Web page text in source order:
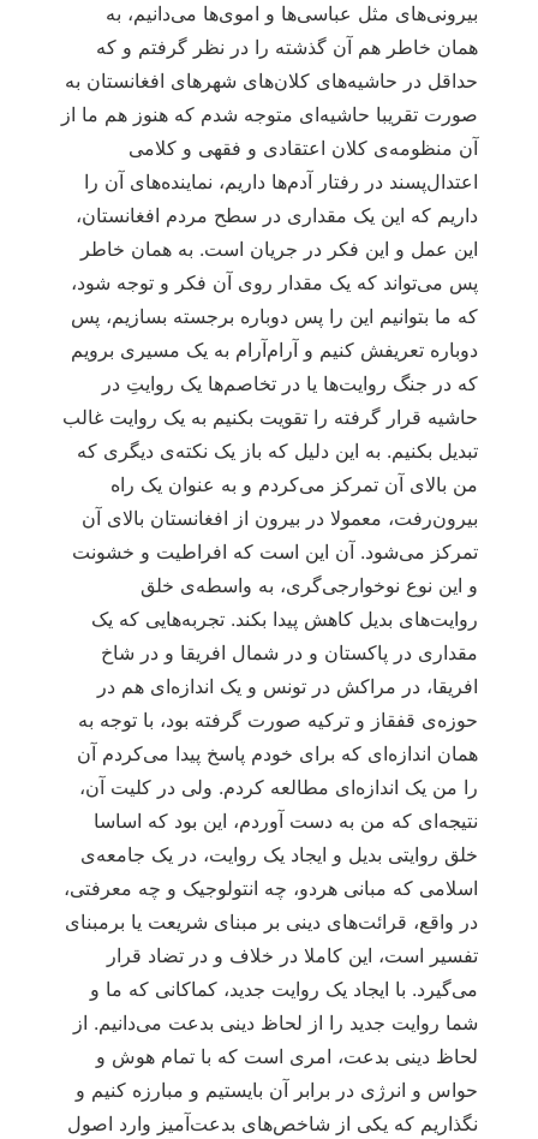
بیرونی‌های مثل عباسی‌ها و اموی‌ها می‌دانیم، به
همان خاطر هم آن گذشته را در نظر گرفتم و که
حداقل در حاشیه‌های کلان‌های شهرهای افغانستان به
صورت تقریبا حاشیه‌ای متوجه شدم که هنوز هم ما از
آن منظومه‌ی کلان اعتقادی و فقهی و کلامی
اعتدال‌پسند در رفتار آدم‌ها داریم، نماینده‌های آن را
داریم که این یک مقداری در سطح مردم افغانستان،
این عمل و این فکر در جریان است. به همان خاطر
پس می‌تواند که یک مقدار روی آن فکر و توجه شود،
که ما بتوانیم این را پس دوباره برجسته بسازیم، پس
دوباره تعریفش کنیم و آرام‌آرام به یک مسیری برویم
که در جنگ روایت‌ها یا در تخاصم‌ها یک روایتِ در
حاشیه قرار گرفته را تقویت بکنیم به یک روایت غالب
تبدیل بکنیم. به این دلیل که باز یک نکته‌ی دیگری که
من بالای آن تمرکز می‌کردم و به عنوان یک راه
بیرون‌رفت، معمولا در بیرون از افغانستان بالای آن
تمرکز می‌شود. آن این است که افراطیت و خشونت
و این نوع نوخوارجی‌گری، به واسطه‌ی خلق
روایت‌های بدیل کاهش پیدا بکند. تجربه‌هایی که یک
مقداری در پاکستان و در شمال افریقا و در شاخ
افریقا، در مراکش در تونس و یک اندازه‌ای هم در
حوزه‌ی قفقاز و ترکیه صورت گرفته بود، با توجه به
همان اندازه‌ای که برای خودم پاسخ پیدا می‌کردم آن
را من یک اندازه‌ای مطالعه کردم. ولی در کلیت آن،
نتیجه‌ای که من به دست آوردم، این بود که اساسا
خلق روایتی بدیل و ایجاد یک روایت، در یک جامعه‌ی
اسلامی که مبانی هردو، چه انتولوجیک و چه معرفتی،
در واقع، قرائت‌های دینی بر مبنای شریعت یا برمبنای
تفسیر است، این کاملا در خلاف و در تضاد قرار
می‌گیرد. با ایجاد یک روایت جدید، کماکانی که ما و
شما روایت جدید را از لحاظ دینی بدعت می‌دانیم. از
لحاظ دینی بدعت، امری است که با تمام هوش و
حواس و انرژی در برابر آن بایستیم و مبارزه کنیم و
نگذاریم که یکی از شاخص‌های بدعت‌آمیز وارد اصول